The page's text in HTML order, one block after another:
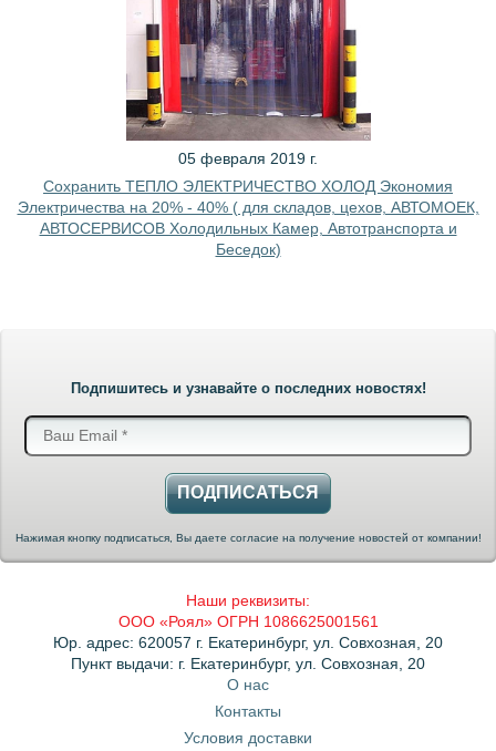
05 февраля 2019 г.
Сохранить ТЕПЛО ЭЛЕКТРИЧЕСТВО ХОЛОД Экономия
Электричества на 20% - 40% ( для складов, цехов, АВТОМОЕК,
АВТОСЕРВИСОВ Холодильных Камер, Автотранспорта и
Беседок)
Подпишитесь и узнавайте о последних новостях!
ПОДПИСАТЬСЯ
Нажимая кнопку подписаться, Вы даете согласие на получение новостей от компании!
Наши реквизиты:
ООО «Роял» ОГРН 1086625001561
Юр. адрес: 620057 г. Екатеринбург, ул. Совхозная, 20
Пункт выдачи: г. Екатеринбург, ул. Совхозная, 20
О нас
Контакты
Условия доставки